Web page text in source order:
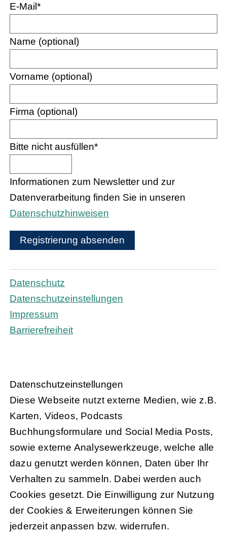
E-Mail *
Name (optional)
Vorname (optional)
Firma (optional)
Bitte nicht ausfüllen*
Informationen zum Newsletter und zur
Datenverarbeitung finden Sie in unseren
Datenschutzhinweisen
Registrierung absenden
Datenschutz
Datenschutzeinstellungen
Impressum
Barrierefreiheit
Daten­schutz­ein­stel­lun­gen
Diese Webseite nutzt externe Medien, wie z.B.
Karten, Videos, Podcasts
Buchhungsformulare und Social Media Posts,
sowie externe Analysewerkzeuge, welche alle
dazu genutzt werden können, Daten über Ihr
Verhalten zu sammeln. Dabei werden auch
Cookies gesetzt. Die Einwilligung zur Nutzung
der Cookies & Erweiterungen können Sie
jederzeit anpassen bzw. widerrufen.